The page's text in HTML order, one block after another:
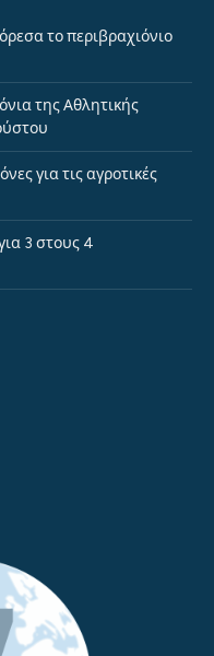
το περιβραχιόνιο
της Αθλητικής
για τις αγροτικές
3 στους 4